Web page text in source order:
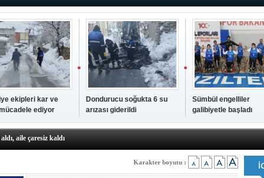
ekipleri kar ve
ediyor
Dondurucu soğukta 6 su
arızası giderildi
Sümbül engelliler
galibiyetle başladı
aile çaresiz kaldı
Başsavcısı Ufuk Turan görevine başladı
Gençlerimiz için geleceğe yatırım yapıyoruz
Karakter boyutu :